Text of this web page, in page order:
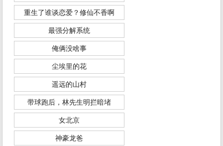
重生了谁谈恋爱？修仙不香啊
最强分解系统
俺俩没啥事
尘埃里的花
遥远的山村
带球跑后，林先生明拦暗堵
女北京
神豪龙爸